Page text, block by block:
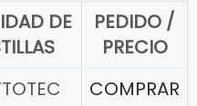
DE
PEDIDO /
PRECIO
COMPRAR